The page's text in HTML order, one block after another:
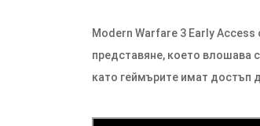
Modern Warfare 3 Early Access
представяне, което влошава
като геймърите имат достъп